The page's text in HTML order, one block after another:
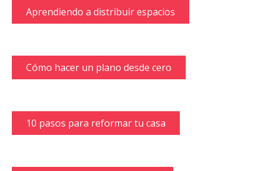
Aprendiendo a distribuir espacios
Cómo hacer un plano desde cero
10 pasos para reformar tu casa